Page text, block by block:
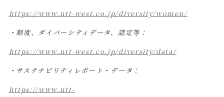
https://www.ntt-west.co.jp/diversity/women/
・制度、ダイバーシティデータ、認定等：
https://www.ntt-west.co.jp/diversity/data/
・サステナビリティレポート・データ：
https://www.ntt-